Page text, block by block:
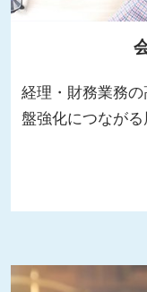
経理・財務業務
盤強化につながる